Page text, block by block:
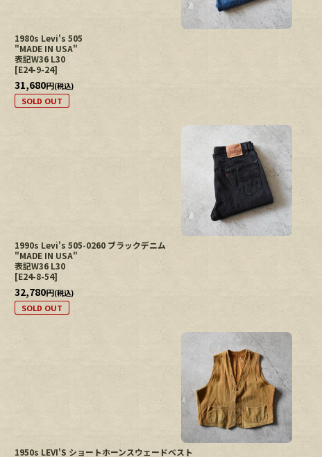
1980s Levi's 505
"MADE IN USA"
表記W36 L30
[E24-9-24]
31,680円(税込)
SOLD OUT
1990s Levi's 505-0260 ブラックデニム
"MADE IN USA"
表記W36 L30
[E24-8-54]
32,780円(税込)
SOLD OUT
1950s LEVI'S ショートホーンスウェードベスト